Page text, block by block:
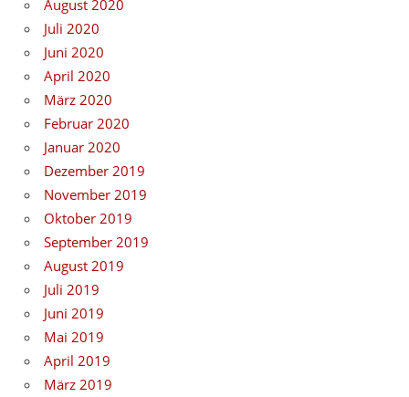
August 2020
Juli 2020
Juni 2020
April 2020
März 2020
Februar 2020
Januar 2020
Dezember 2019
November 2019
Oktober 2019
September 2019
August 2019
Juli 2019
Juni 2019
Mai 2019
April 2019
März 2019